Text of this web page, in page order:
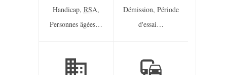
Handicap,RSA,
Personnes âgées…
Démission, Période
d'essai…
domain commute